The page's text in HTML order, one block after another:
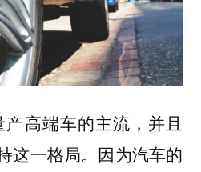
产高端车的主流，并且
这一格局。因为汽车的